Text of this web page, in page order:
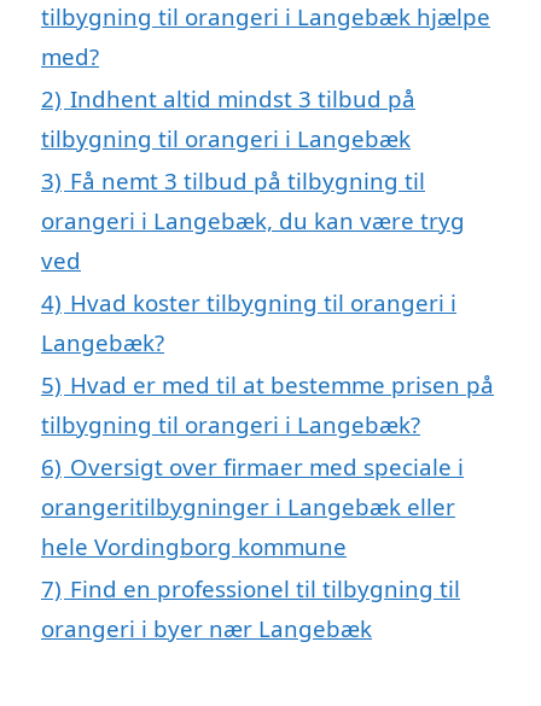
tilbygning til orangeri i Langebæk hjælpe
med?
2) Indhent altid mindst 3 tilbud på
tilbygning til orangeri i Langebæk
3) Få nemt 3 tilbud på tilbygning til
orangeri i Langebæk, du kan være tryg
ved
4) Hvad koster tilbygning til orangeri i
Langebæk?
5) Hvad er med til at bestemme prisen på
tilbygning til orangeri i Langebæk?
6) Oversigt over firmaer med speciale i
orangeritilbygninger i Langebæk eller
hele Vordingborg kommune
7) Find en professionel til tilbygning til
orangeri i byer nær Langebæk